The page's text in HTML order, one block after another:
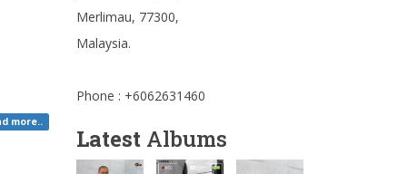
more..
Merlimau, 77300,
Malaysia.
Phone : +6062631460
LatestAlbums